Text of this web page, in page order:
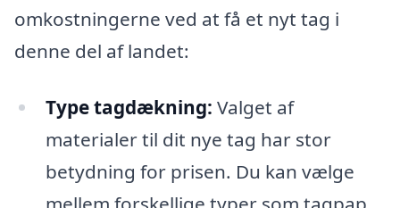
omkostningerne ved at få et nyt tag i
denne del af landet:
Type tagdækning: Valget af
materialer til dit nye tag har stor
betydning for prisen. Du kan vælge